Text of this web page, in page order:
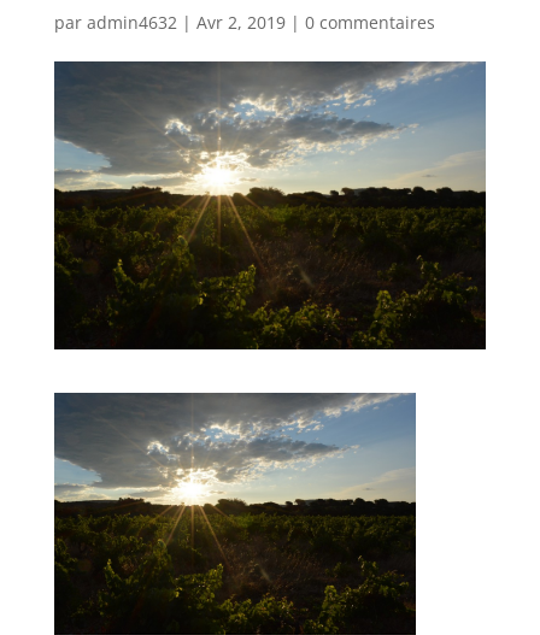
par admin4632| Avr 2, 2019| 0 commentaires